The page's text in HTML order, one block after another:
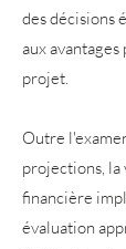
des décisions
aux avantages
projet.
Outre
projections,
financière
évaluation